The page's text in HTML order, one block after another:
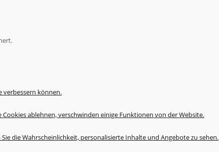
verbessern können.
ablehnen, verschwinden einige Funktionen von der Website.
die Wahrscheinlichkeit, personalisierte Inhalte und Angebote zu sehen.